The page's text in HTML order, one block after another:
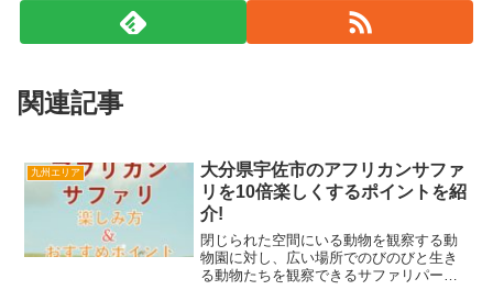
関連記事
九州エリア
大分県宇佐市のアフリカンサファ
リを10倍楽しくするポイントを紹
介!
閉じられた空間にいる動物を観察する動
物園に対し、広い場所でのびのびと生き
る動物たちを観察できるサファリパー